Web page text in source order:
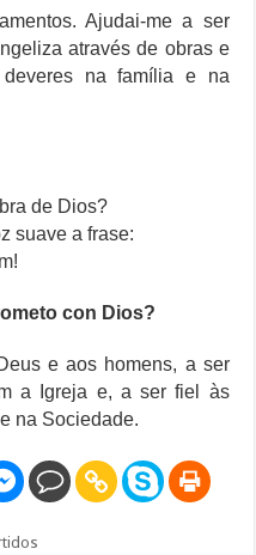
Ajudai-me a ser
através de obras e
na família e na
de Dios?
suave a frase:
con Dios?
e aos homens, a ser
a Igreja e, a ser fiel às
na Sociedade.